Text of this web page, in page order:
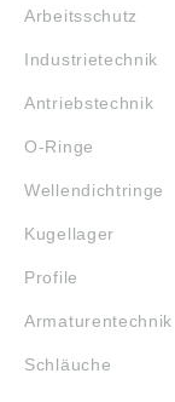
Arbeitsschutz
Industrietechnik
Antriebstechnik
O-Ringe
Wellendichtringe
Kugellager
Profile
Armaturentechnik
Schläuche